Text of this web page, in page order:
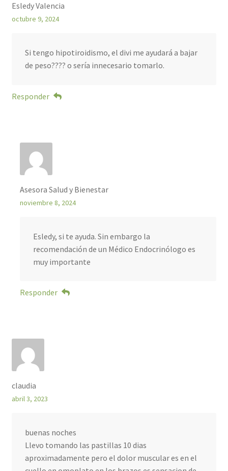
Esledy Valencia
octubre 9, 2024
Si tengo hipotiroidismo, el divi me ayudará a bajar
de peso???? o sería innecesario tomarlo.
Responder
Asesora Salud y Bienestar
noviembre 8, 2024
Esledy, si te ayuda. Sin embargo la
recomendación de un Médico Endocrinólogo es
muy importante
Responder
claudia
abril 3, 2023
buenas noches
Llevo tomando las pastillas 10 dias
aproximadamente pero el dolor muscular es en el